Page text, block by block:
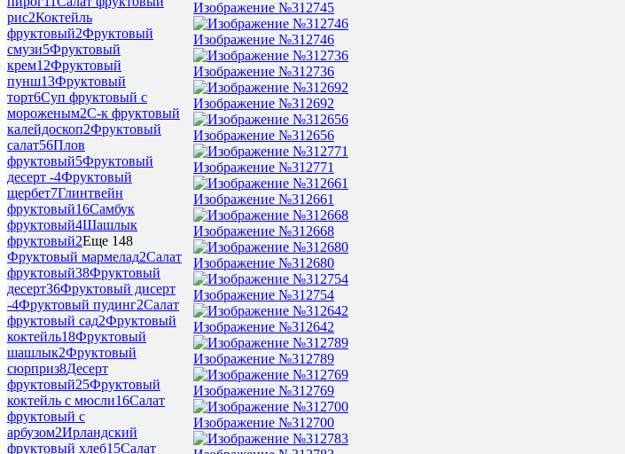
рис2Коктейль
фруктовый2Фруктовый
смузи5Фруктовый
крем12Фруктовый
пунш13Фруктовый
торт6Суп фруктовый с
мороженым2С-к фруктовый
калейдоскоп2Фруктовый
салат56Плов
фруктовый5Фруктовый
десерт -4Фруктовый
щербет7Глинтвейн
фруктовый16Самбук
фруктовый4Шашлык
фруктовый2Еще 148
Фруктовый мармелад2Салат
фруктовый38Фруктовый
десерт36Фруктовый дисерт
-4Фруктовый пудинг2Салат
фруктовый сад2Фруктовый
коктейль18Фруктовый
шашлык2Фруктовый
сюрприз8Десерт
фруктовый25Фруктовый
коктейль с мюсли16Салат
фруктовый с
арбузом2Ирландский
фруктовый хлеб15Салат
Изображение №312745
Изображение №312746
Изображение №312736
Изображение №312692
Изображение №312656
Изображение №312771
Изображение №312661
Изображение №312668
Изображение №312680
Изображение №312754
Изображение №312642
Изображение №312789
Изображение №312769
Изображение №312700